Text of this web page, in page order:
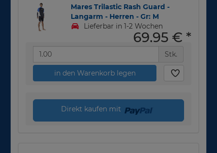
Mares Trilastic Rash Guard -
Langarm - Herren - Gr: M
Lieferbar in 1-2 Wochen
69,95 € *
Stk.
in den Warenkorb legen
Direkt kaufen mit